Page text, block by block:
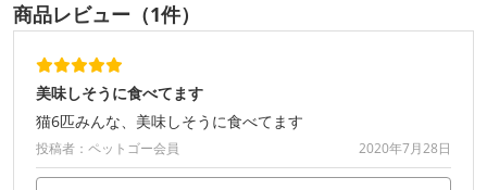
商品レビュー（1件）
美味しそうに食べてます
猫6匹みんな、美味しそうに食べてます
投稿者：ペットゴー会員 2020年7月28日